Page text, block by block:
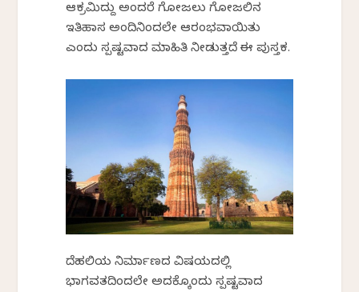
ಆಕ್ರಮಿಸಿದ್ದು ಅಂದರೆ ಗೋಜಲು ಗೋಜಲಿನ
ಇತಿಹಾಸ ಅಂದಿನಿಂದಲೇ ಆರಂಭವಾಯಿತು
ಎಂದು ಸ್ಪಷ್ಟವಾದ ಮಾಹಿತಿ ನೀಡುತ್ತದೆ ಈ ಪುಸ್ತಕ.
ದೆಹಲಿಯ ನಿರ್ಮಾಣದ ವಿಷಯದಲ್ಲಿ
ಭಾಗವತದಿಂದಲೇ ಅದಕ್ಕೊಂದು ಸ್ಪಷ್ಟವಾದ